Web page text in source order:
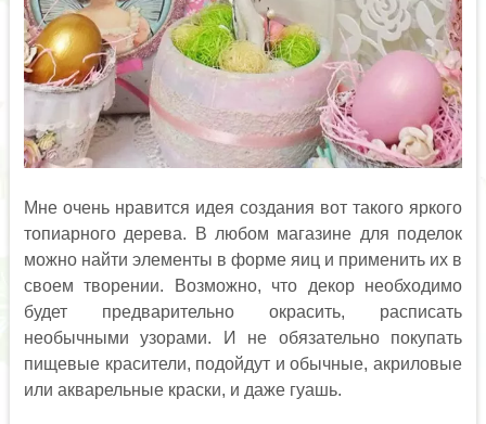
Мне очень нравится идея создания вот такого яркого
топиарного дерева. В любом магазине для поделок
можно найти элементы в форме яиц и применить их в
своем творении. Возможно, что декор необходимо
будет предварительно окрасить, расписать
необычными узорами. И не обязательно покупать
пищевые красители, подойдут и обычные, акриловые
или акварельные краски, и даже гуашь.